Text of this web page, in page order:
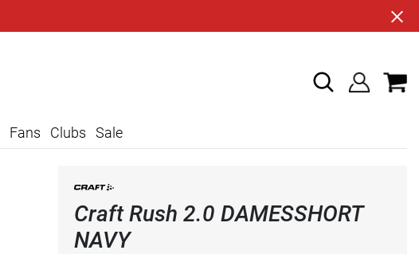
Fans Clubs Sale
Craft Rush 2.0 DAMESSHORT
NAVY